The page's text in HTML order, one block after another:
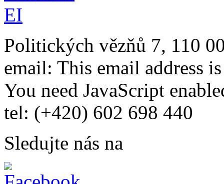
Politických vězňů 7, 110
email: This email address
You need JavaScript
tel: (+420) 602 698 440
Sledujte nás na